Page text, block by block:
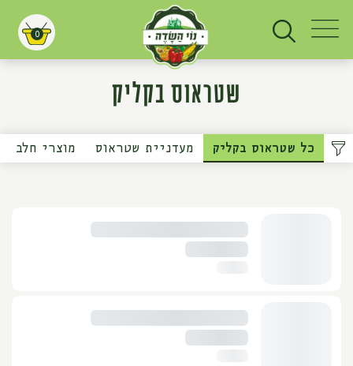
עגלת קניות
0
שטראוס בקליק
כל שטראוס בקליק מעדניית שטראוס מוצרי חלב